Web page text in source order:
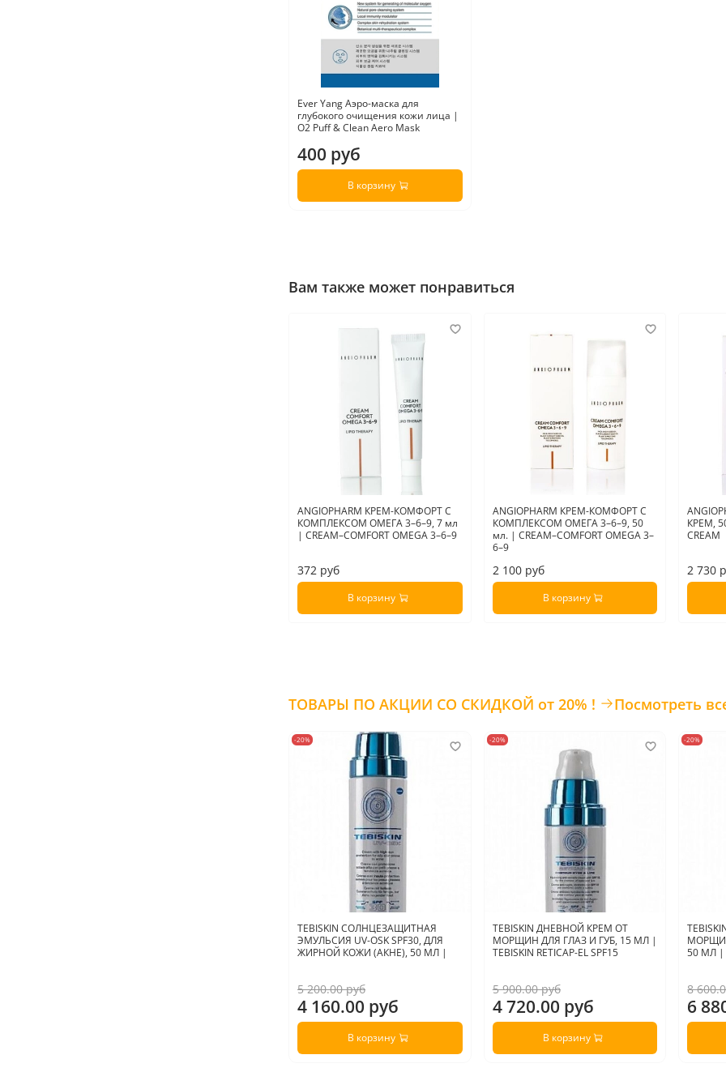
Ever Yang Аэро-маска для
глубокого очищения кожи лица |
O2 Puff & Clean Aero Mask
400 руб
В корзину
Вам также может понравиться
ANGIOPHARM КРЕМ-КОМФОРТ С
КОМПЛЕКСОМ ОМЕГА 3–6–9, 7 мл
| CREAM–COMFORT OMEGA 3–6–9
372 руб
В корзину
ANGIOPHARM КРЕМ-КОМФОРТ С
КОМПЛЕКСОМ ОМЕГА 3–6–9, 50
мл. | CREAM–COMFORT OMEGA 3–
6–9
2 100 руб
В корзину
КРЕМ,
CREAM
2 730
ТОВАРЫ ПО АКЦИИ СО СКИДКОЙ от 20% ! Посмотреть
-20%
TEBISKIN СОЛНЦЕЗАЩИТНАЯ
ЭМУЛЬСИЯ UV-OSK SPF30, ДЛЯ
ЖИРНОЙ КОЖИ (АКНЕ), 50 МЛ |
5 200.00 руб
4 160.00 руб
В корзину
-20%
TEBISKIN ДНЕВНОЙ КРЕМ ОТ
МОРЩИН ДЛЯ ГЛАЗ И ГУБ, 15 МЛ |
TEBISKIN RETICAP-EL SPF15
5 900.00 руб
4 720.00 руб
В корзину
-20%
50 МЛ |
8
6